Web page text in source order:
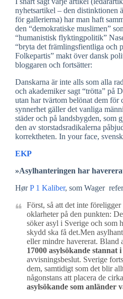
nyhetsartikel – den distinktionen
för gallerierna) har man haft
den “demokratiske muslimen”
“humanistisk flyktingpolitik”
“bryta det främlingsfientliga och
Folkepartis” makt över dansk
bloggaren och fortsätter:
Danskarna är inte alls som alla
och akademiker sagt “trötta” på
utan har tvärtom belönat dem för
synnerhet gäller det vanliga
städer och på landsbygden, som
den av storstadsradikalerna
korrektheten. In your face,
EKP
»Asylhanteringen har
HørP 1 Kaliber, som Wager
Först, så att det inte föreligger
oklarheter på den punkten:
söker asyl i Sverige och som
skydd ska få det.Men
eller mindre havererat. Bland
17000 asylsökande stannat
avvisningsbeslut. Sverige
dem, samtidigt som det blir
någonstans att placera de cirka
asylsökande som anländer